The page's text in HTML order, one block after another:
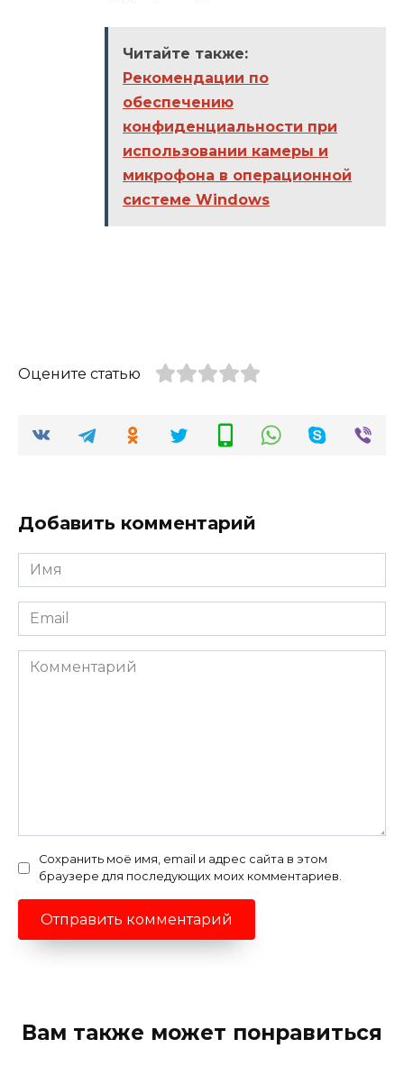
Читайте также:
Рекомендации по
обеспечению
конфиденциальности при
использовании камеры и
микрофона в операционной
системе Windows
Оцените статью
Добавить комментарий
Имя
*
Email
*
Комментарий
Сохранить моё имя, email и адрес сайта в этом
браузере для последующих моих комментариев.
Вам также может понравиться